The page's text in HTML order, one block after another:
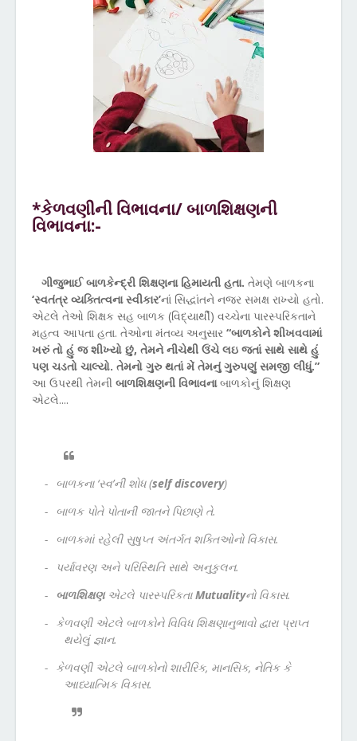
*કેળવણીની વિભાવના/ બાળશિક્ષણની
વિભાવના:-
ગીજુભાઈ બાળકેન્દ્રી શિક્ષણના હિમાયતી હતા. તેમણે બાળકના
‘સ્વતંત્ર વ્યક્તિત્વના સ્વીકાર’નાં સિદ્ધાંતને નજર સમક્ષ રાખ્યો હતો.
એટલે તેઓ શિક્ષક સહ બાળક (વિદ્યાર્થી) વચ્ચેના પારસ્પરિકતાને
મહત્વ આપતા હતા. તેઓના મંતવ્ય અનુસાર “બાળકોને શીખવવામાં
ખરું તો હું જ શીખ્યો છું, તેમને નીચેથી ઉંચે લઇ જતાં સાથે સાથે હું
પણ ચડતો ચાલ્યો. તેમનો ગુરુ થતાં મેં તેમનું ગુરુપણું સમજી લીધું.”
આ ઉપરથી તેમની બાળશિક્ષણની વિભાવનાબાળકોનું શિક્ષણ
એટલે....
- બાળકના ‘સ્વ’ની શોધ(self discovery)
-
બાળક પોતે પોતાની જાતને પિછાણે તે.
-
બાળકમાં રહેલી સુષુપ્ત અંતર્ગત શક્તિઓનો વિકાસ.
-
પર્યાવરણ અને પરિસ્થિતિ સાથે અનુકુલન.
-
બાળશિક્ષણએટલે પારસ્પરિકતાMutualityનો વિકાસ.
- કેળવણી એટલે બાળકોને વિવિધ શિક્ષણાનુભાવો દ્વારા પ્રાપ્ત
થયેલું જ્ઞાન.
- કેળવણી એટલે બાળકોનો શારીરિક, માનસિક, નેતિક કે
આધ્યાત્મિક વિકાસ.